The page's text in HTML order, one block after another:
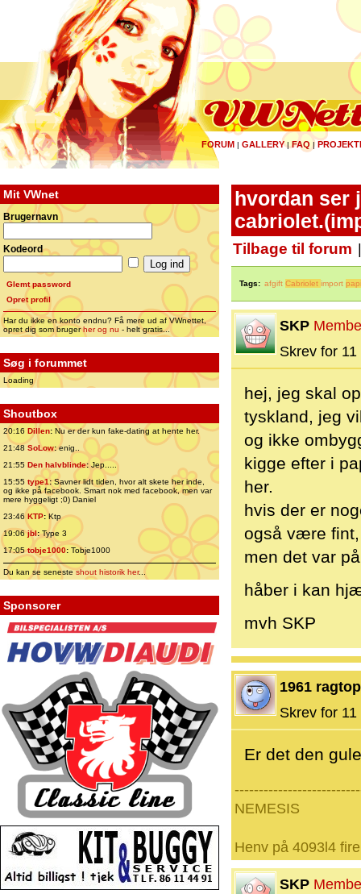
FORUM | GALLERY|FAQ |
Mit VWnet
Brugernavn
Kodeord
Glemt password
Opret profil
Har du ikke en konto endnu? Få mere ud af VWnettet,
opret dig som brugerher og nu - helt gratis...
Søg i forummet
Loading
Shoutbox
20:16 Dillen: Nu er der kun fake-dating at hente her.
21:48 SoLow:enig..
21:55 Den halvblinde:Jep.....
15:55 type1:Savner lidt tiden, hvor alt skete her inde,
og ikke på facebook. Smart nok med facebook, men var
mere hyggeligt ;0) Daniel
23:46 KTP:Ktp
19:06jbl:Type 3
17:05tobje1000: Tobje1000
Du kan se senesteshout historik her...
Sponsorer
hvordan ser
Tilbage til forum
Tags: afgift Cabriolet import
SKP
Skrev for
hej, jeg skal
tyskland, jeg
og ikke
kigge efter i
her.
hvis der er
også være fint,
men det var
håber i kan
mvh SKP
1961 ragtop
Skrev for
Er det den
NEMESIS
Henv på 4093l4
SKP